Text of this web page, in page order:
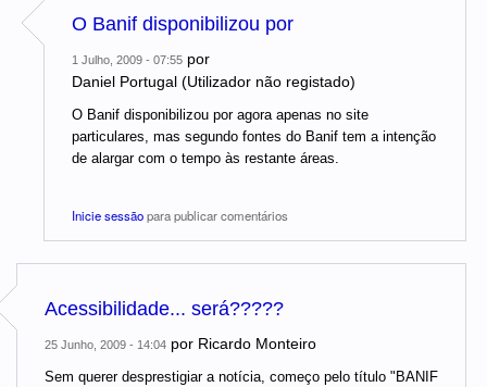
O Banif disponibilizou por
1 Julho, 2009 - 07:55 por
Daniel Portugal (Utilizador não registado)
O Banif disponibilizou por agora apenas no site
particulares, mas segundo fontes do Banif tem a intenção
de alargar com o tempo às restante áreas.
Inicie sessãopara publicar comentários
Acessibilidade... será?????
25 Junho, 2009 - 14:04 por Ricardo Monteiro
Sem querer desprestigiar a notícia, começo pelo título "BANIF